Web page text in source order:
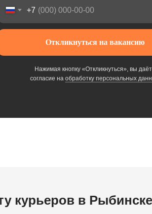
+7
Откликнуться на вакансию
Нажимая кнопку «Откликнуться», вы
согласие на обработку персональных
курьеров в